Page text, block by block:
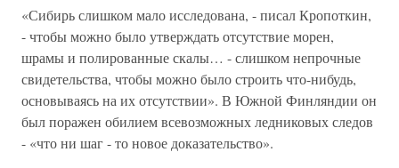
«Сибирь слишком мало исследована, - писал Кропоткин,
- чтобы можно было утверждать отсутствие морен,
шрамы и полированные скалы… - слишком непрочные
свидетельства, чтобы можно было строить что-нибудь,
основываясь на их отсутствии». В Южной Финляндии он
был поражен обилием всевозможных ледниковых следов
- «что ни шаг - то новое доказательство».